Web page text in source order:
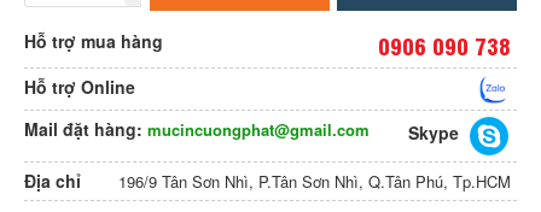
Hỗ trợ mua hàng 0906 090 738
Hỗ trợ Online
Mail đặt hàng: mucincuongphat@gmail.com
Skype
Địa chỉ
196/9 Tân Sơn Nhì, P.Tân Sơn Nhì, Q.Tân Phú, Tp.HCM